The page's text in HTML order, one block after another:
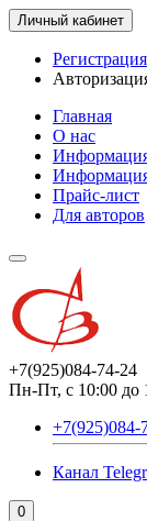
Личный кабинет
Регистрация
Главная
О нас
Прайс-лист
Для авторов
+7(925)084-74-24
Пн-Пт, с 10:00 до
+7(925)084-
Канал
0